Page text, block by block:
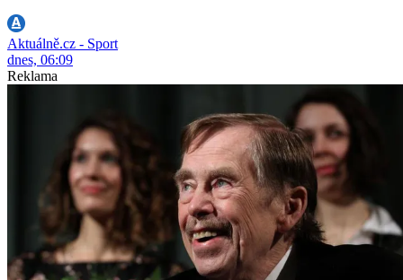
Aktuálně.cz - Sport
dnes, 06:09
Reklama